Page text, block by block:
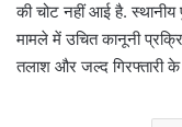
की चोट नहीं आई है. स्थानीय
मामले में उचित कानूनी
तलाश और जल्द गिरफ्तारी